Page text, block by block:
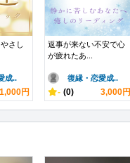
さし
成..
1,000円
返事が来ない不安で心
が疲れたあ...
復縁・恋愛成..
- (0) 3,000円